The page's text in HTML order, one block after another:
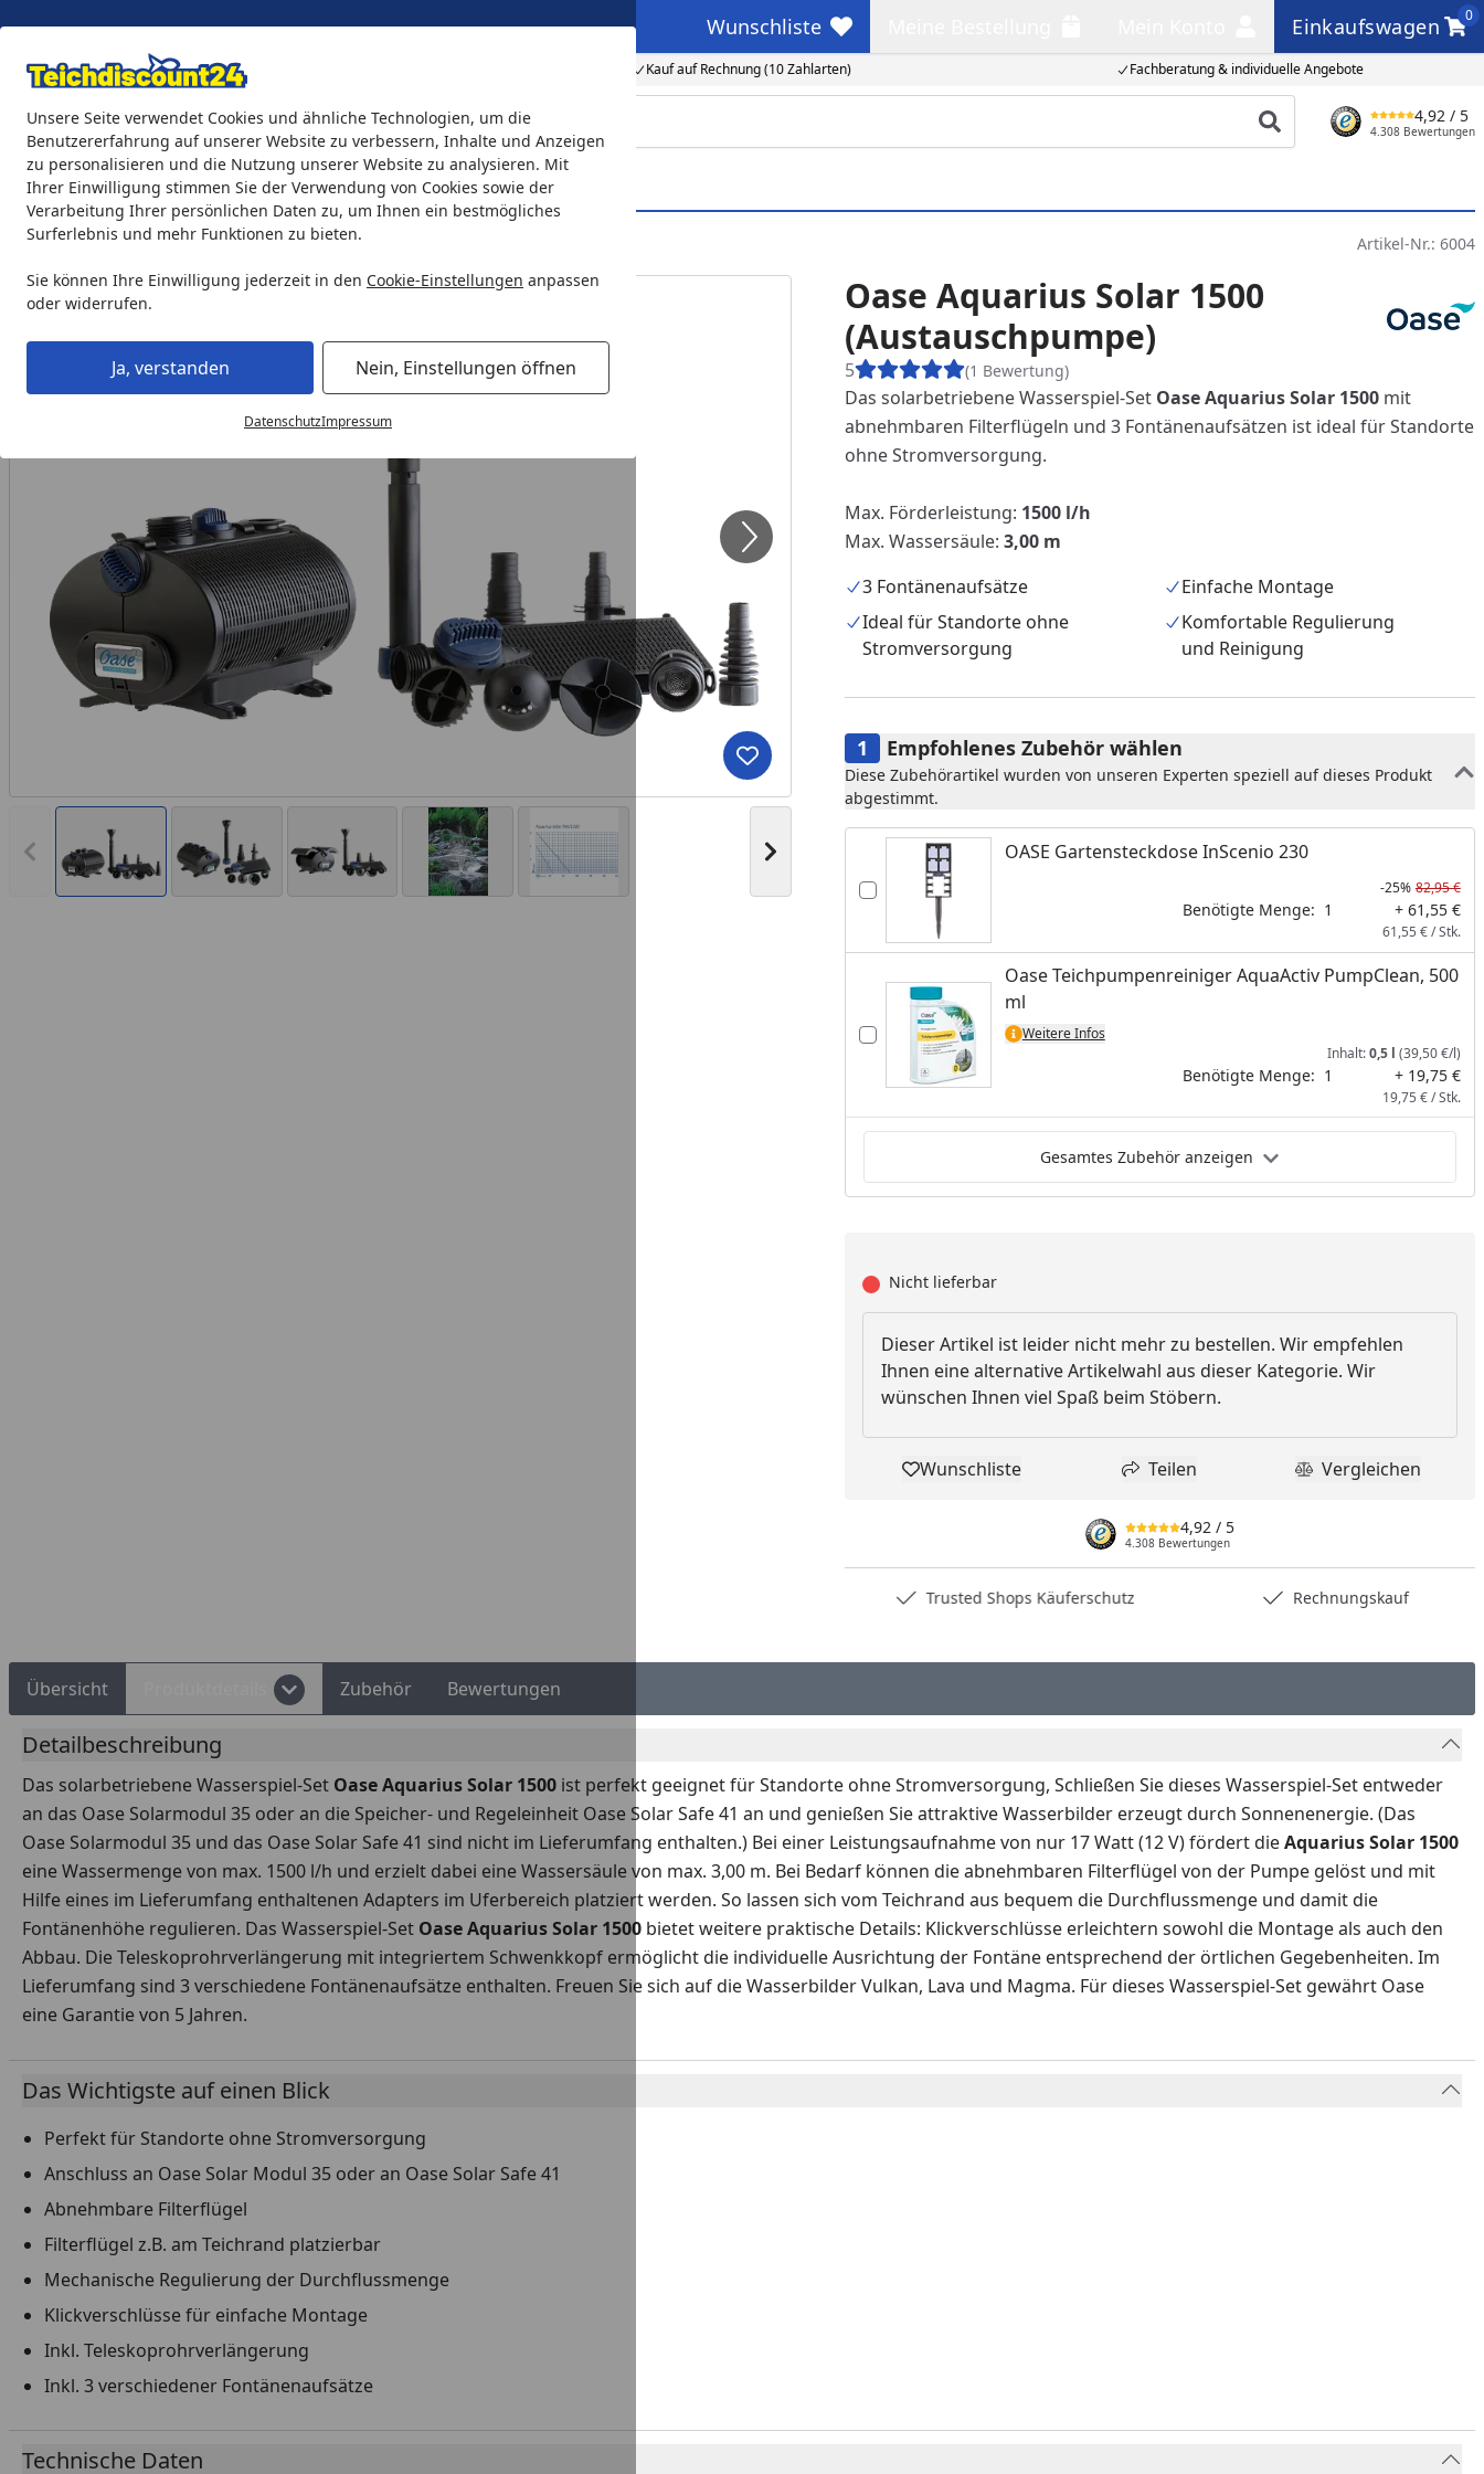
Unsere Seite verwendet Cookies und ähnliche Technologien, um die
Benutzererfahrung auf unserer Website zu verbessern, Inhalte und Anzeigen
zu personalisieren und die Nutzung unserer Website zu analysieren. Mit
Ihrer Einwilligung stimmen Sie der Verwendung von Cookies sowie der
Verarbeitung Ihrer persönlichen Daten zu, um Ihnen ein bestmögliches
Surferlebnis und mehr Funktionen zu bieten.
Sie können Ihre Einwilligung jederzeit in den Cookie-Einstellungen anpassen
oder widerrufen.
Ja, verstanden Nein, Einstellungen öffnen
DatenschutzImpressum
Eigene Montage-Teams Kauf auf Rechnung (10 Zahlarten) Fachberatung & individuelle Angebote
Wunschliste
Wunschliste Einkaufswagen
0
Einkaufswagen
Produkt suchen
4,92 / 5
4.308 Bewertungen
Teichprodukte Aquaristik Söll Teichpflege & Fischfutter
Oase Aquarius Solar 1500 (Austauschpumpe) Artikel-Nr.: 6004
Vorheriges Bild anzeigen Nächstes Bild anzeigen
Produkt zur Wunschliste hinzufügen
Oase Aquarius Solar 1500
(Austauschpumpe)
5 (1 Bewertung)
Das solarbetriebene Wasserspiel-Set Oase Aquarius Solar 1500mit
abnehmbaren Filterflügeln und 3 Fontänenaufsätzen ist ideal für Standorte
ohne Stromversorgung.
Max. Förderleistung: 1500 l/h
Max. Wassersäule: 3,00 m
3 Fontänenaufsätze
Einfache Montage
Ideal für Standorte ohne
Stromversorgung
Komfortable Regulierung
und Reinigung
Empfohlenes Zubehör wählen
Diese Zubehörartikel wurden von unseren Experten speziell auf dieses Produkt
abgestimmt.
OASE Gartensteckdose InScenio 230
-25% 82,95 €
Benötigte Menge: 1 + 61,55 €
61,55 € / Stk.
Oase Teichpumpenreiniger AquaActiv PumpClean, 500
ml
Weitere Infos
Inhalt:0,5 l (39,50 €/l)
Benötigte Menge: 1 + 19,75 €
19,75 € / Stk.
Gesamtes Zubehör anzeigen
Nicht lieferbar
Dieser Artikel ist leider nicht mehr zu bestellen. Wir empfehlen
Ihnen eine alternative Artikelwahl aus dieser Kategorie. Wir
wünschen Ihnen viel Spaß beim Stöbern.
Produkt zur Wunschliste hinzufügen
Wunschliste Teilen
Teilen Produkt
Vergleichen
4,92 / 5
4.308 Bewertungen
Trusted Shops Käuferschutz Rechnungskauf
Übersicht Zubehör Bewertungen
Detailbeschreibung
Das solarbetriebene Wasserspiel-Set Oase Aquarius Solar 1500 ist perfekt geeignet für Standorte ohne Stromversorgung, Schließen Sie dieses Wasserspiel-Set entweder
an das Oase Solarmodul 35 oder an die Speicher- und Regeleinheit Oase Solar Safe 41 an und genießen Sie attraktive Wasserbilder erzeugt durch Sonnenenergie. (Das
Oase Solarmodul 35 und das Oase Solar Safe 41 sind nicht im Lieferumfang enthalten.) Bei einer Leistungsaufnahme von nur 17 Watt (12 V) fördert dieAquarius Solar 1500
eine Wassermenge von max. 1500 l/h und erzielt dabei eine Wassersäule von max. 3,00 m. Bei Bedarf können die abnehmbaren Filterflügel von der Pumpe gelöst und mit
Hilfe eines im Lieferumfang enthaltenen Adapters im Uferbereich platziert werden. So lassen sich vom Teichrand aus bequem die Durchflussmenge und damit die
Fontänenhöhe regulieren. Das Wasserspiel-Set Oase Aquarius Solar 1500 bietet weitere praktische Details: Klickverschlüsse erleichtern sowohl die Montage als auch den
Abbau. Die Teleskoprohrverlängerung mit integriertem Schwenkkopf ermöglicht die individuelle Ausrichtung der Fontäne entsprechend der örtlichen Gegebenheiten. Im
Lieferumfang sind 3 verschiedene Fontänenaufsätze enthalten. Freuen Sie sich auf die Wasserbilder Vulkan, Lava und Magma. Für dieses Wasserspiel-Set gewährt Oase
eine Garantie von 5 Jahren.
Das Wichtigste auf einen Blick
Perfekt für Standorte ohne Stromversorgung
Anschluss an Oase Solar Modul 35 oder an Oase Solar Safe 41
Abnehmbare Filterflügel
Filterflügel z.B. am Teichrand platzierbar
Mechanische Regulierung der Durchflussmenge
Klickverschlüsse für einfache Montage
Inkl. Teleskoprohrverlängerung
Inkl. 3 verschiedener Fontänenaufsätze
Technische Daten